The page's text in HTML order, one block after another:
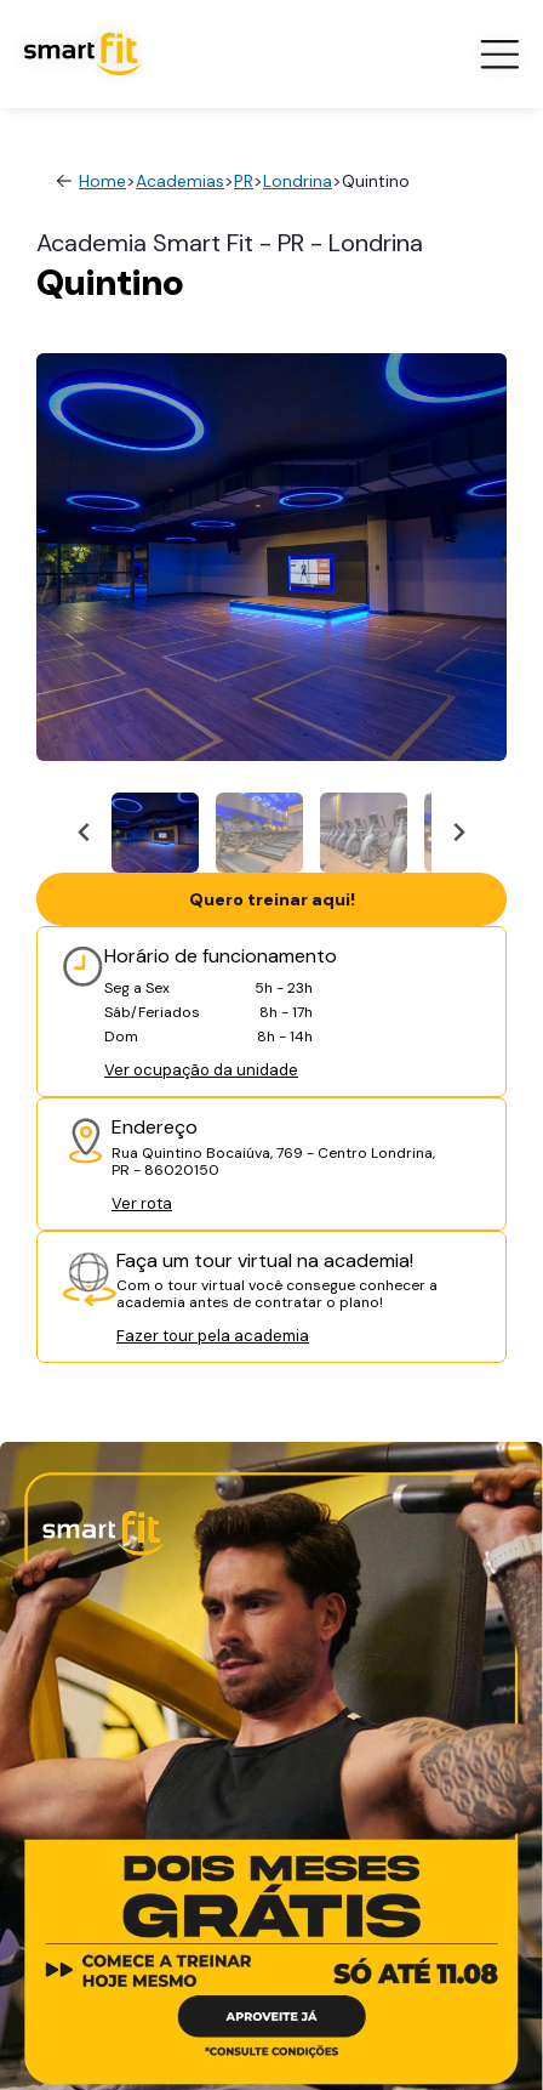
Home>Academias>PR>Londrina>Quintino
Academia Smart Fit - PR - Londrina
Quintino
Horário de funcionamento
Seg a Sex
5h - 23h
Sáb/Feriados
8h - 17h
Dom
8h - 14h
Ver ocupação da unidade
Endereço
Rua Quintino Bocaiúva, 769 - Centro Londrina,
PR - 86020150
Ver rota
Faça um tour virtual na academia!
Com o tour virtual você consegue conhecer a
academia antes de contratar o plano!
Fazer tour pela academia
Quero treinar aqui!